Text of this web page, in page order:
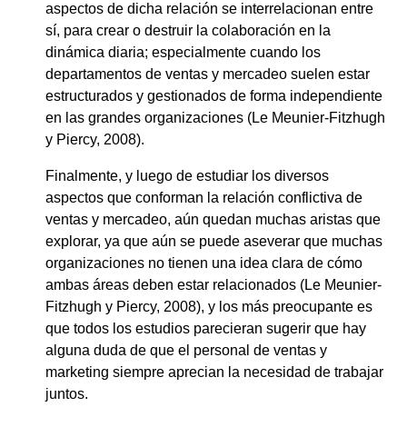
aspectos de dicha relación se interrelacionan entre
sí, para crear o destruir la colaboración en la
dinámica diaria; especialmente cuando los
departamentos de ventas y mercadeo suelen estar
estructurados y gestionados de forma independiente
en las grandes organizaciones (Le Meunier-Fitzhugh
y Piercy, 2008).
Finalmente, y luego de estudiar los diversos
aspectos que conforman la relación conflictiva de
ventas y mercadeo, aún quedan muchas aristas que
explorar, ya que aún se puede aseverar que muchas
organizaciones no tienen una idea clara de cómo
ambas áreas deben estar relacionados (Le Meunier-
Fitzhugh y Piercy, 2008), y los más preocupante es
que todos los estudios parecieran sugerir que hay
alguna duda de que el personal de ventas y
marketing siempre aprecian la necesidad de trabajar
juntos.